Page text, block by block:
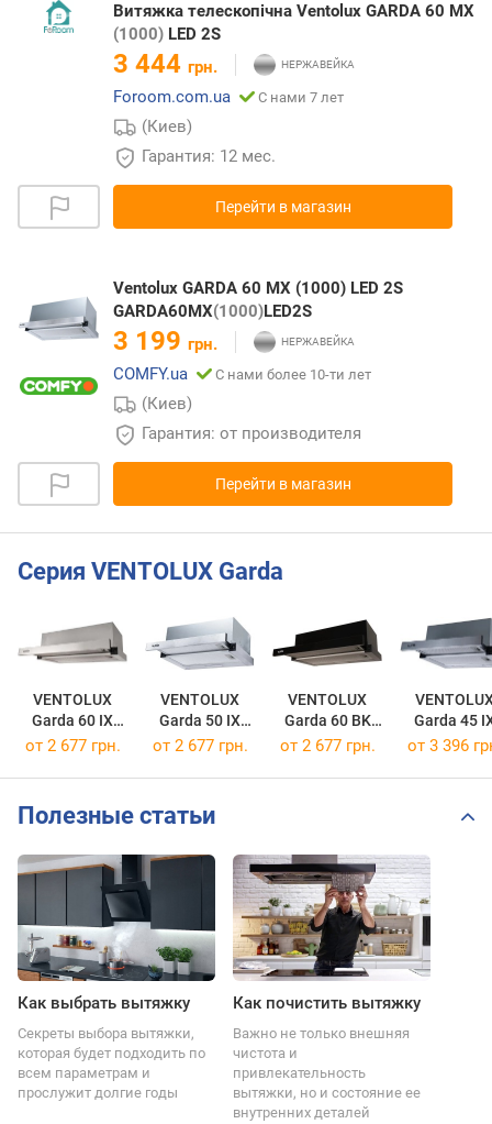
Витяжка телескопічна Ventolux GARDA 60 MX
(1000) LED 2S
3 444 грн.
Foroom.com.ua
С нами 7 лет
(Киев)
Гарантия: 12 мес.
Перейти в магазин
Ventolux GARDA 60 MX (1000) LED 2S
GARDA60MX(1000)LED2S
3 199 грн.
COMFY.ua
С нами более 10-ти лет
(Киев)
Гарантия: от производителя
Перейти в магазин
Серия VENTOLUX Garda
VENTOLUX
Garda 60 IX
700 LED 2S
VENTOLUX
Garda 50 IX
700 LED 2S
VENTOLUX
Garda 60 BK
700 LED 2S
Garda 45
700 LED
от 2 677 грн. от 2 677 грн. от 2 677 грн. от 3 396
Полезные статьи
Как выбрать вытяжку
Секреты выбора вытяжки,
которая будет подходить по
всем параметрам и
прослужит долгие годы
Как почистить вытяжку
Важно не только внешняя
чистота и
привлекательность
вытяжки, но и состояние ее
внутренних деталей